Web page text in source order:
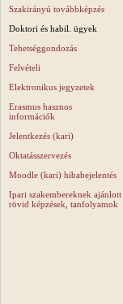
Szakirányú továbbképzés
Doktori és habil. ügyek
Tehetséggondozás
Felvételi
Elektronikus jegyzetek
Erasmus hasznos
információk
Jelentkezés (kari)
Oktatásszervezés
Moodle (kari) hibabejelentés
Ipari szakembereknek ajánlott
rövid képzések, tanfolyamok